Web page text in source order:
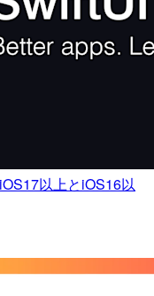
以上とiOS16以